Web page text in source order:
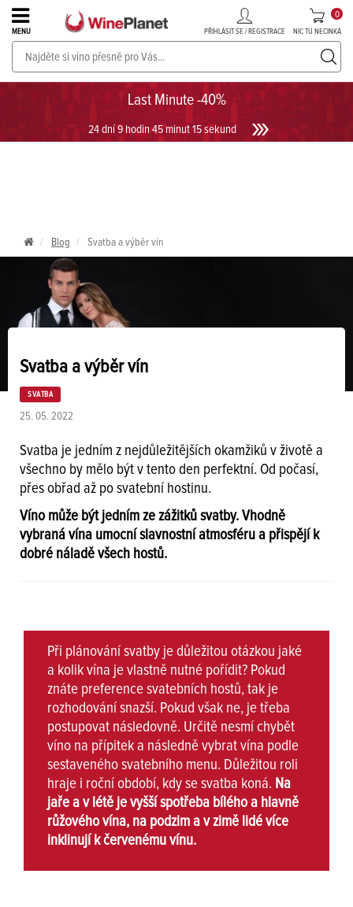
Last Minute -40%
24 dní 9 hodin 45 minut 14 sekund
MENU PŘIHLÁSIT SE / REGISTRACE NIC TU NECINKÁ
0
PROSECCO v akci až do -30%!UKÁZAT PROSECCO
Blog Svatba a výběr vín
Svatba a výběr vín
SVATBA
25. 05. 2022
Svatba je jedním z nejdůležitějších okamžiků v životě a
všechno by mělo být v tento den perfektní. Od počasí,
přes obřad až po svatební hostinu.
Víno může být jedním ze zážitků svatby. Vhodně
vybraná vína umocní slavnostní atmosféru a přispějí k
dobré náladě všech hostů.
Při plánování svatby je důležitou otázkou jaké
a kolik vína je vlastně nutné pořídit? Pokud
znáte preference svatebních hostů, tak je
rozhodování snazší. Pokud však ne, je třeba
postupovat následovně. Určitě nesmí chybět
víno na přípitek a následně vybrat vína podle
sestaveného svatebního menu. Důležitou roli
hraje i roční období, kdy se svatba koná. Na
jaře a v létě je vyšší spotřeba bílého a hlavně
růžového vína, na podzim a v zimě lidé více
inklinují k červenému vínu.